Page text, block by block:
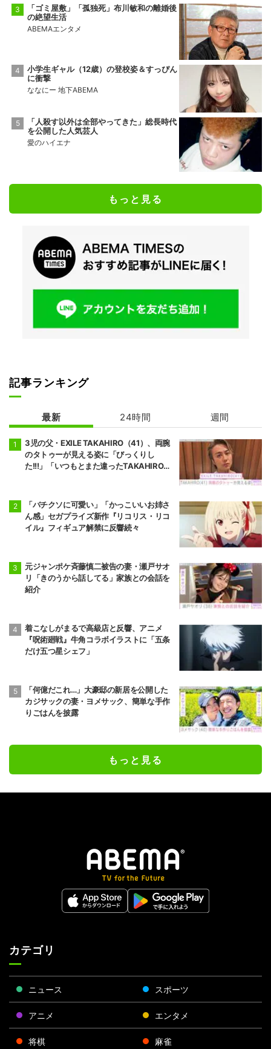
「ゴミ屋敷」「孤独死」布川敏和の離婚後
の絶望生活
ABEMAエンタメ
小学生ギャル（12歳）の登校姿＆すっぴん
に衝撃
ななにー 地下ABEMA
「人殺す以外は全部やってきた」総長時代
を公開した人気芸人
愛のハイエナ
もっと見る
記事ランキング
最新 24時間 週間
3児の父・EXILE TAKAHIRO（41）、両腕
のタトゥーが見える姿に「びっくりし
た!!!」「いつもとまた違ったTAKAHIROさ
「バチクソに可愛い」「かっこいいお姉さ
ん感」セガプライズ新作『リコリス・リコ
イル』フィギュア解禁に反響続々
元ジャンポケ斉藤慎二被告の妻・瀬戸サオ
リ「きのうから話してる」家族との会話を
紹介
着こなしがまるで高級店と反響、アニメ
『呪術廻戦』牛角コラボイラストに「五条
だけ五つ星シェフ」
「何億だこれ…」大豪邸の新居を公開した
カジサックの妻・ヨメサック、簡単な手作
りごはんを披露
もっと見る
カテゴリ
ニュース スポーツ
アニメ エンタメ
将棋 麻雀